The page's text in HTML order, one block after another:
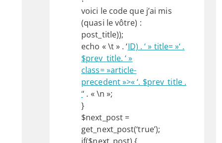
voici le code que j’ai mis
(quasi le vôtre) :
post_title));
echo « \t » . ‘ID) . ‘ » title= »‘ .
$prev_title. ‘ »
class= »article-
precedent »>« ‘. $prev_title .
‘‘ . « \n »;
}
$next_post =
get_next_post(‘true’);
if($next_post) {